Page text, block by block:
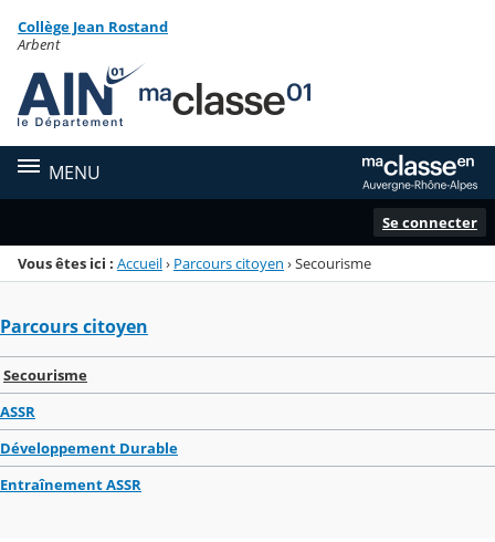
Menu de la rubrique
Contenu
Collège Jean Rostand
Arbent
MENU
Se connecter
Vous êtes ici : Accueil› Parcours citoyen ›Secourisme
Parcours citoyen
Secourisme
ASSR
Développement Durable
Entraînement ASSR